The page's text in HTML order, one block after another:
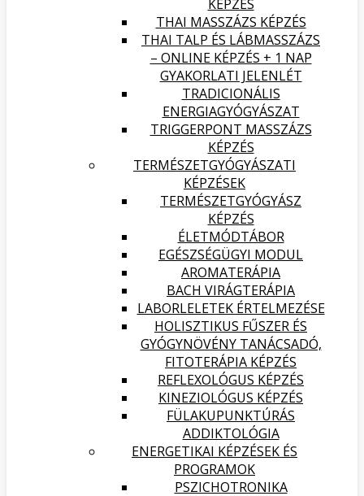
KÉPZÉS
THAI MASSZÁZS KÉPZÉS
THAI TALP ÉS LÁBMASSZÁZS
– ONLINE KÉPZÉS + 1 NAP
GYAKORLATI JELENLÉT
TRADICIONÁLIS
ENERGIAGYÓGYÁSZAT
TRIGGERPONT MASSZÁZS
KÉPZÉS
TERMÉSZETGYÓGYÁSZATI
KÉPZÉSEK
TERMÉSZETGYÓGYÁSZ
KÉPZÉS
ÉLETMÓDTÁBOR
EGÉSZSÉGÜGYI MODUL
AROMATERÁPIA
BACH VIRÁGTERÁPIA
LABORLELETEK ÉRTELMEZÉSE
HOLISZTIKUS FŰSZER ÉS
GYÓGYNÖVÉNY TANÁCSADÓ,
FITOTERÁPIA KÉPZÉS
REFLEXOLÓGUS KÉPZÉS
KINEZIOLÓGUS KÉPZÉS
FÜLAKUPUNKTÚRÁS
ADDIKTOLÓGIA
ENERGETIKAI KÉPZÉSEK ÉS
PROGRAMOK
PSZICHOTRONIKA